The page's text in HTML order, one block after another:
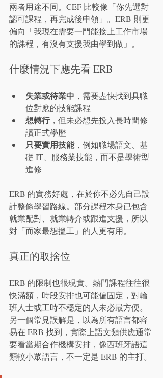
兩者用途不同。CEF 比較像「你先選對
認可課程，再完成後申領」。ERB 則更
偏向「我現在需要一門能接上工作市場
的課程，有沒有支援我由學到做」。
什麼情況下應先看 ERB
失業或待業中 ，需要盡快找到具職
位對應的技能課程
想轉行，但未必想先投入長時間修
讀正式學歷
只要實用技能，例如職場語文、基
礎 IT、服務業技能，而不是學術型
進修
ERB 的實務好處，在於你不必先自己設
計整條學習路線。部分課程本身已包含
就業配對、就業轉介或跟進支援，所以
對「而家最想搵工」的人更有用。
真正的取捨位
ERB 的限制也很現實。熱門課程往往很
快滿額，時段安排也可能偏固定，對輪
班人士或工時不穩定的人未必最方便。
另一個常見誤解是，以為所有語言都容
易在 ERB 找到，實際上語文類供應通常
要看當期合作機構安排，像西班牙語這
類較小眾語言，不一定是 ERB 的主打。